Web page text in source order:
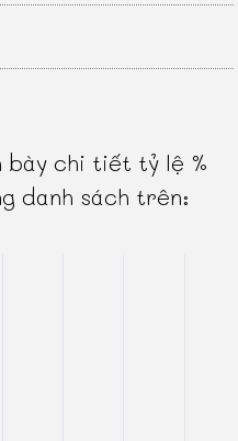
chi tiết tỷ lệ %
danh sách trên: